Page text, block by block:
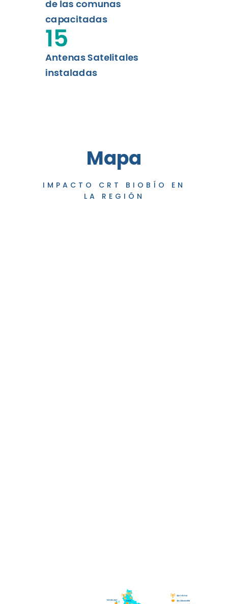
de las comunas
capacitadas
Antenas Satelitales
instaladas
15
Mapa
IMPACTO CRT BIOBÍO EN
LA REGIÓN